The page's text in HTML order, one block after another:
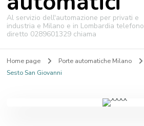
Al servizio dell'automazione per privati e
industria e Milano e in Lombardia telefono
diretto 0289601329 chiama
Home page Porte automatiche Milano
Sesto San Giovanni